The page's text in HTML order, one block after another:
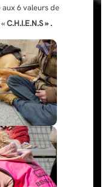
6 valeurs de
C.H.I.E.N.S » .